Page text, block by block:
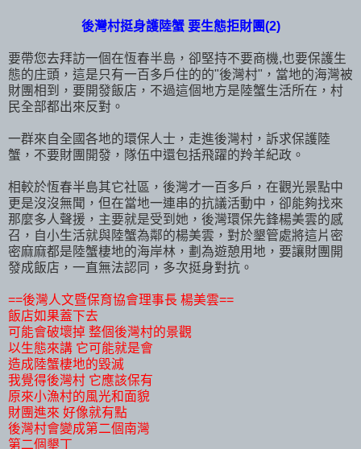
後灣村挺身護陸蟹 要生態拒財團(2)
要帶您去拜訪一個在恆春半島，卻堅持不要商機,也要保護生
態的庄頭，這是只有一百多戶住的的"後灣村"，當地的海灣被
財團相到，要開發飯店，不過這個地方是陸蟹生活所在，村
民全部都出來反對。
一群來自全國各地的環保人士，走進後灣村，訴求保護陸
蟹，不要財團開發，隊伍中還包括飛躍的羚羊紀政。
相較於恆春半島其它社區，後灣才一百多戶，在觀光景點中
更是沒沒無聞，但在當地一連串的抗議活動中，卻能夠找來
那麼多人聲援，主要就是受到她，後灣環保先鋒楊美雲的感
召，自小生活就與陸蟹為鄰的楊美雲，對於墾管處將這片密
密麻麻都是陸蟹棲地的海岸林，劃為遊憩用地，要讓財團開
發成飯店，一直無法認同，多次挺身對抗。
==後灣人文暨保育協會理事長 楊美雲==
飯店如果蓋下去
可能會破壞掉 整個後灣村的景觀
以生態來講 它可能就是會
造成陸蟹棲地的毀滅
我覺得後灣村 它應該保有
原來小漁村的風光和面貌
財團進來 好像就有點
後灣村會變成第二個南灣
第二個墾丁